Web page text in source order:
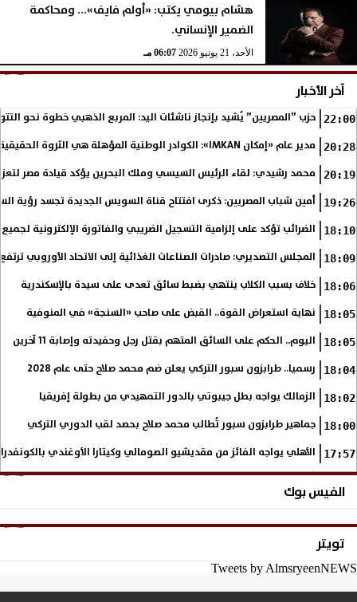
هشام بيومي يكتب: «أولم فايف»... ومحاكمة
الضمير الإنساني.
الأحد، 21 يونيو 2026 06:07 مـ
آخر الأخبار
22:00 حزب ”المصريين” يُشيد بإنجاز ناشئات اليد: المربع الذهبي خطوة نحو
20:28 مدير عام «إمكان IMKAN»: الكوادر الوطنية المؤهلة هي الثروة الحقيقية لمستقبل التنمية في مصر
20:19 محمد رشيدي: لقاء الرئيس السيسي وملك البحرين يؤكد قيادة مصر
19:26 أمين شباب المصريين: ذكرى افتتاح قناة السويس الجديدة تجسد رؤية
18:10 الضرائب تؤكد على إلزامية التسجيل الضريبي والفاتورة الإلكترونية
18:09 المجلس التصديري: صادرات الصناعات الغذائية إلى الاتحاد الأوروبي ترتفع 15.4% خلال النصف الأول من
18:06 خلاف بسبب الكلاب ينتهي بضبط سائق تعدى على سيدة بالإسكندرية
18:05 نهاية استعراض القوة.. القبض على صاحب «السنجة» في المنوفية
18:05 اليوم.. الحكم على السائق المتهم بقتل رجل وحفيدته وإصابة 11 آخرين
18:04 رسميا.. طرابزون سبور التركي يعلن ضم محمد صلاح حتى عام 2028
18:02 الزمالك يواجه بطل جيبوتي بالدور التمهيدي من بطولة إفريقيا
18:00 جماهير طرابزون سبور تُطالب محمد صلاح بحصد لقب الدوري التركي
17:57 الأهلي يواجه الفائز من مقديشيو الصومالي وكيتارا الأوغندي
الفيس بوك
تويتر
Tweets by AlmsryeenNEWS